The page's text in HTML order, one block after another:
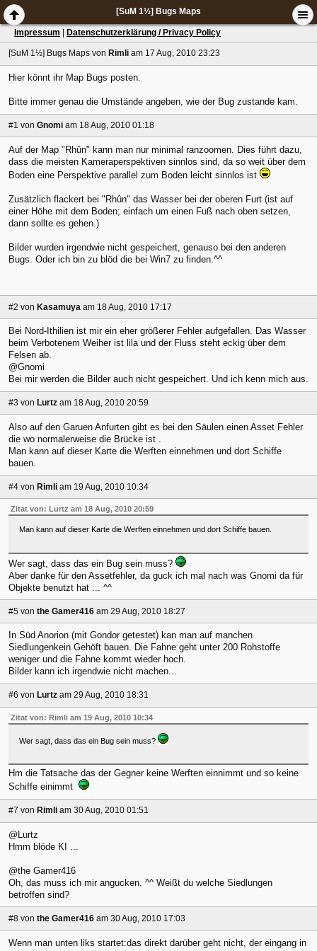
[SuM 1½] Bugs Maps
Impressum Datenschutzerklärung / Privacy Policy
[SuM 1½] Bugs Maps von Rimli am 17 Aug, 2010 23:23
Hier könnt ihr Map Bugs posten.
Bitte immer genau die Umstände angeben, wie der Bug zustande kam.
#1 von Gnomi am 18 Aug, 2010 01:18
Auf der Map "Rhûn" kann man nur minimal ranzoomen. Dies führt dazu,
dass die meisten Kameraperspektiven sinnlos sind, da so weit über dem
Boden eine Perspektive parallel zum Boden leicht sinnlos ist
Zusätzlich flackert bei "Rhûn" das Wasser bei der oberen Furt (ist auf
einer Höhe mit dem Boden; einfach um einen Fuß nach oben setzen,
dann sollte es gehen.)
Bilder wurden irgendwie nicht gespeichert, genauso bei den anderen
Bugs. Oder ich bin zu blöd die bei Win7 zu finden.^^
#2 von Kasamuya am 18 Aug, 2010 17:17
Bei Nord-Ithilien ist mir ein eher größerer Fehler aufgefallen. Das Wasser
beim Verbotenem Weiher ist lila und der Fluss steht eckig über dem
Felsen ab.
@Gnomi
Bei mir werden die Bilder auch nicht gespeichert. Und ich kenn mich aus.
#3 von Lurtz am 18 Aug, 2010 20:59
Also auf den Garuen Anfurten gibt es bei den Säulen einen Asset Fehler
die wo normalerweise die Brücke ist .
Man kann auf dieser Karte die Werften einnehmen und dort Schiffe
bauen.
#4 von Rimli am 19 Aug, 2010 10:34
Zitat von: Lurtz am 18 Aug, 2010 20:59
Man kann auf dieser Karte die Werften einnehmen und dort Schiffe bauen.
Wer sagt, dass das ein Bug sein muss?
Aber danke für den Assetfehler, da guck ich mal nach was Gnomi da für
Objekte benutzt hat ... ^^
#5 von the Gamer416 am 29 Aug, 2010 18:27
In Süd Anorion (mit Gondor getestet) kan man auf manchen
Siedlungenkein Gehöft bauen. Die Fahne geht unter 200 Rohstoffe
weniger und die Fahne kommt wieder hoch.
Bilder kann ich irgendwie nicht machen...
#6 von Lurtz am 29 Aug, 2010 18:31
Zitat von: Rimli am 19 Aug, 2010 10:34
Wer sagt, dass das ein Bug sein muss?
Hm die Tatsache das der Gegner keine Werften einnimmt und so keine
Schiffe einimmt
#7 von Rimli am 30 Aug, 2010 01:51
@Lurtz
Hmm blöde KI ...
@the Gamer416
Oh, das muss ich mir angucken. ^^ Weißt du welche Siedlungen
betroffen sind?
#8 von the Gamer416 am 30 Aug, 2010 17:03
Wenn man unten liks startet:das direkt darüber geht nicht, der eingang in